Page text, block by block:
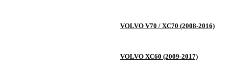
VOLVO V70 / XC70 (2008-2016)
VOLVO XC60 (2009-2017)